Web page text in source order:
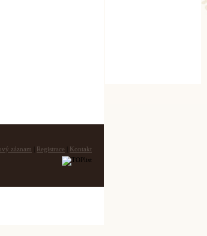
záznam Registrace Kontakt